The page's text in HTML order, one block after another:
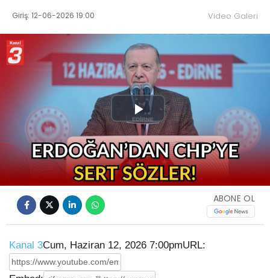
Giriş: 12-06-2026 19:00 Video Galeri
Play
Video
ABONE OL
Kanal 3Cum, Haziran 12, 2026 7:00pmURL: